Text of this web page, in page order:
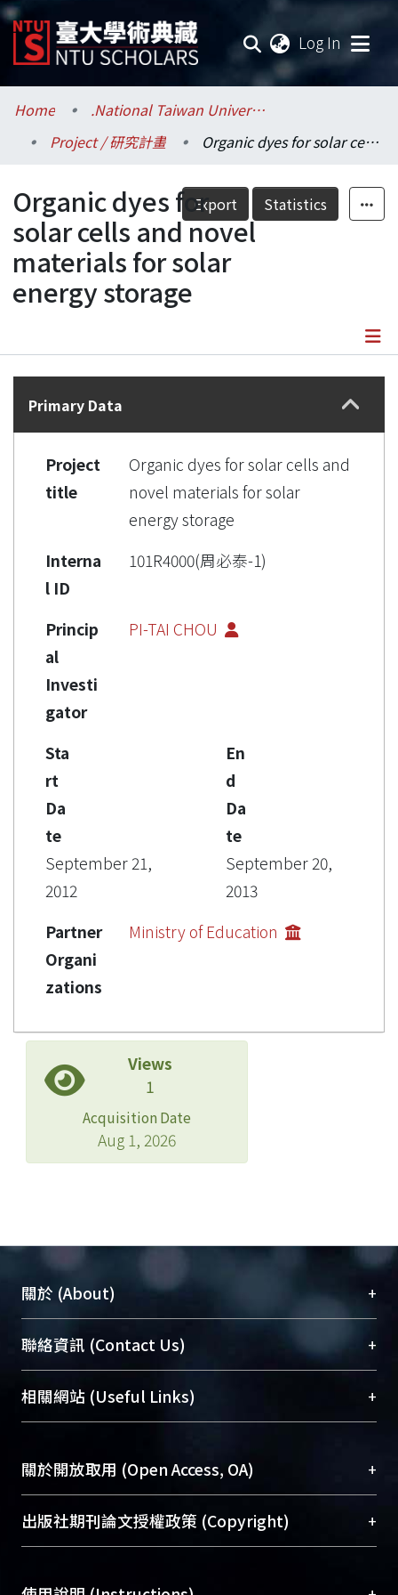
Log In
Communities & Collections
Research Outputs
Fundings & Projects
Researchers
Organizations
Home
.National Taiwan University / 國立臺灣大學
Project / 研究計畫
Organic dyes for solar cells and novel materials for solar energy storage
Export Statistics
Organic dyes for
solar cells and novel
materials for solar
energy storage
Details
Primary Data
Project
title
Organic dyes for solar cells and
novel materials for solar
energy storage
Interna
l ID
101R4000(周必泰-1)
Princip
al
Investi
gator
PI-TAI CHOU
Sta
rt
Da
te
September 21,
2012
En
d
Da
te
September 20,
2013
Partner
Organi
zations
Ministry of Education
Views
1
Acquisition Date
Aug 1, 2026
關於 (About) +
臺大位居世界頂尖大學之列，為永久珍藏及向國際
展現本校豐碩的研究成果及學術能量，圖書館整合
機構典藏（NTUR）與學術庫（AH）不同功能平
台，成為臺大學術典藏NTU scholars。期能整合研
成果。
To permanently archive and promote researcher
profiles and scholarly works, Library integrates the
services of “NTU Repository” with “Academic
聯絡資訊 (Contact Us) +
總館學科館員(Main Library)
醫學圖書館學科館員(Medical Library)
Sciences Library)
相關網站 (Useful Links) +
關於開放取用 (Open Access, OA) +
開放取用是從使用者角度提升資訊取用性的社會運
動，應用在學術研究上是透過將研究著作公開供使
用逐年攀升。同時可加速研究發展、提升研究影響
出版社期刊論文授權政策 (Copyright) +